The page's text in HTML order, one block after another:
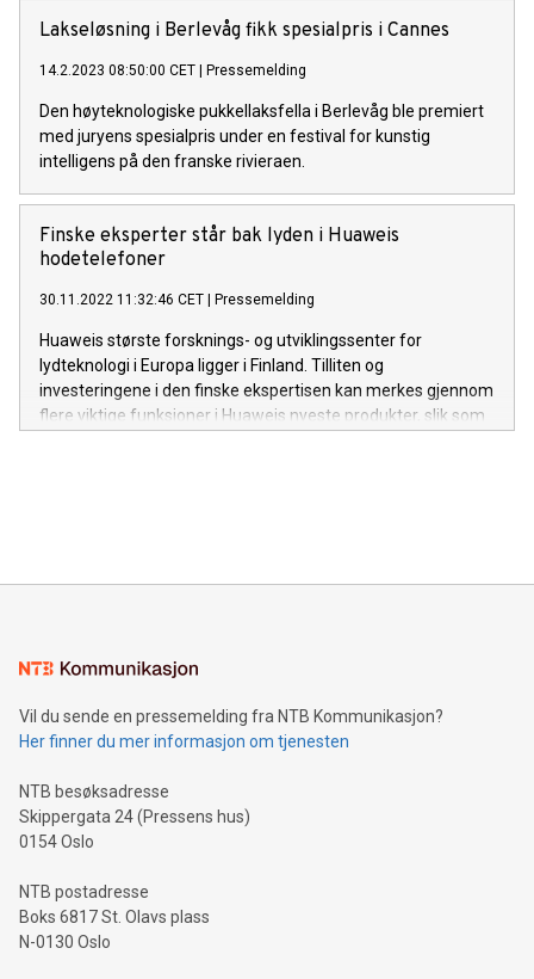
Lakseløsning i Berlevåg fikk spesialpris i Cannes
14.2.2023 08:50:00 CET | Pressemelding
Den høyteknologiske pukkellaksfella i Berlevåg ble premiert
med juryens spesialpris under en festival for kunstig
intelligens på den franske rivieraen.
Finske eksperter står bak lyden i Huaweis
hodetelefoner
30.11.2022 11:32:46 CET | Pressemelding
Huaweis største forsknings- og utviklingssenter for
lydteknologi i Europa ligger i Finland. Tilliten og
investeringene i den finske ekspertisen kan merkes gjennom
flere viktige funksjoner i Huaweis nyeste produkter, slik som
Vil du sende en pressemelding fra NTB Kommunikasjon?
Her finner du mer informasjon om tjenesten
NTB besøksadresse
Skippergata 24 (Pressens hus)
0154 Oslo
NTB postadresse
Boks 6817 St. Olavs plass
N-0130 Oslo